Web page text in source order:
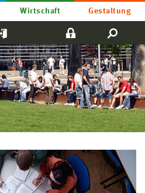
Wirtschaft Gestaltung